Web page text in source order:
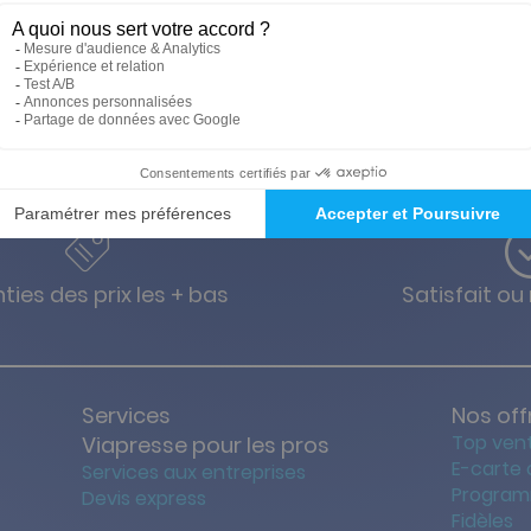
Découverte jeuneusse
des prix les + bas Satisfait
Services
Viapresse pour les pros
Services aux entreprises
Devis express
Nos
Top
E-carte
Fidèles